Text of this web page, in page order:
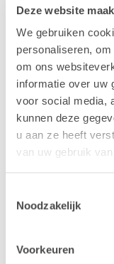
Deze website
We gebruiken
personaliseren,
om ons
informatie over uw
voor social media,
kunnen deze
u aan ze heeft
van uw gebruik van
Noodzakelijk
Voorkeuren
De kmo-
ondernemer
diensten/
verbeteren.
Een kleine
en een
De kmo-
mogelijk
om je aan te